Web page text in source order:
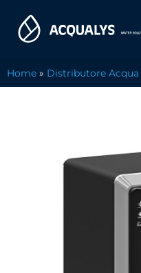
Home » Distributore Acqua